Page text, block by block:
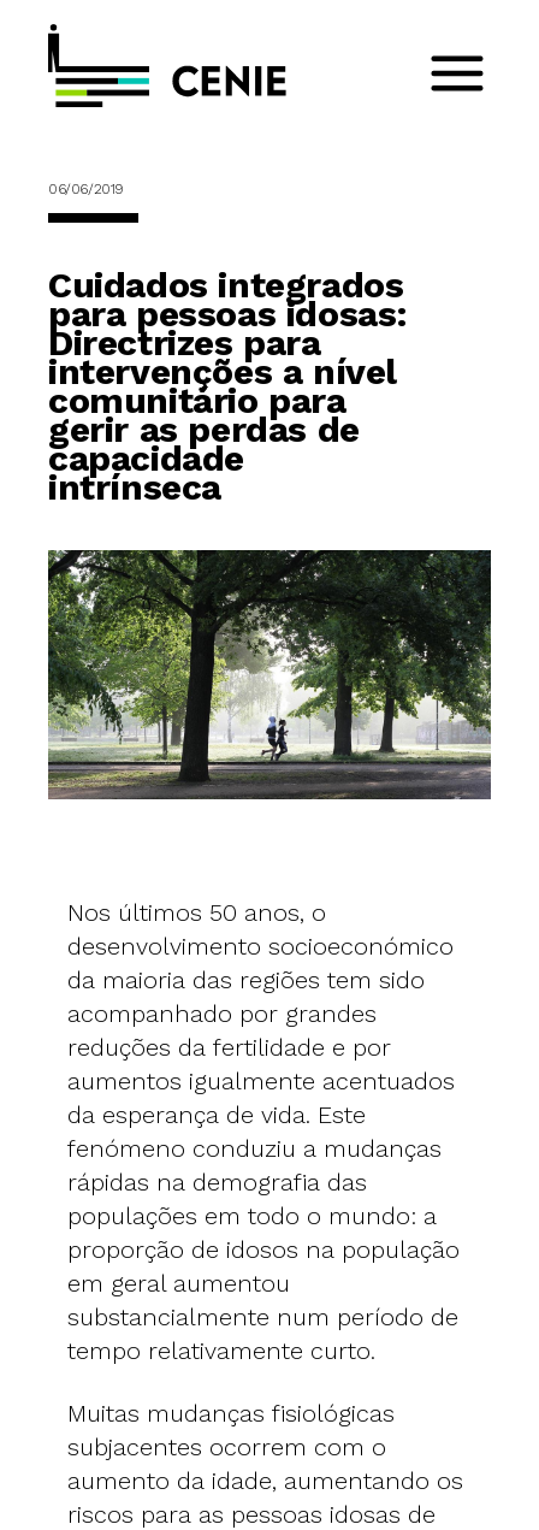
06/06/2019
Cuidados integrados
para pessoas idosas:
Directrizes para
intervenções a nível
comunitário para
gerir as perdas de
capacidade
intrínseca
Nos últimos 50 anos, o
desenvolvimento socioeconómico
da maioria das regiões tem sido
acompanhado por grandes
reduções da fertilidade e por
aumentos igualmente acentuados
da esperança de vida. Este
fenómeno conduziu a mudanças
rápidas na demografia das
populações em todo o mundo: a
proporção de idosos na população
em geral aumentou
substancialmente num período de
tempo relativamente curto.
Muitas mudanças fisiológicas
subjacentes ocorrem com o
aumento da idade, aumentando os
riscos para as pessoas idosas de